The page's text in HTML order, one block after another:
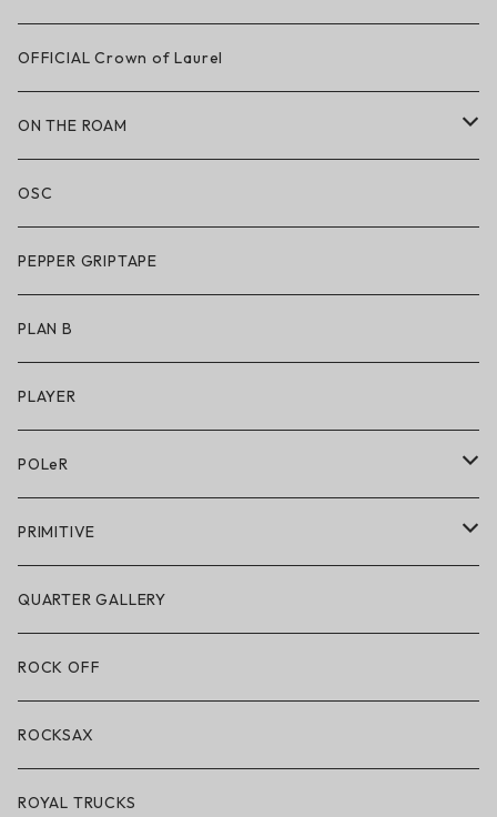
LAKAI × CHOCOLATE
LAKAI × RIPNDIP
シューズ
アパレル
アクセサリー
キッズシューズ
OFFICIAL Crown of Laurel
ON THE ROAM
アパレル
サングラス
アンダーウェア
シューズ
アクセサリー・小物
OSC
PEPPER GRIPTAPE
PLAN B
PLAYER
POLeR
POLeR × GRIZZLY
POLeR × LAKAI
アパレル
アクセサリー・小物
PRIMITIVE
アパレル
ハードグッズ
QUARTER GALLERY
ROCK OFF
ROCKSAX
ROYAL TRUCKS